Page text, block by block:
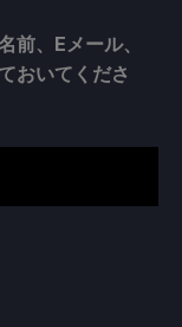
前、Eメール、
おいてくださ